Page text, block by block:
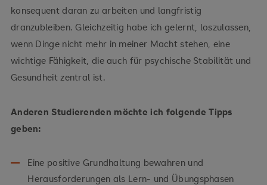
konsequent daran zu arbeiten und langfristig
dranzubleiben. Gleichzeitig habe ich gelernt, loszulassen,
wenn Dinge nicht mehr in meiner Macht stehen, eine
wichtige Fähigkeit, die auch für psychische Stabilität und
Gesundheit zentral ist.
Anderen Studierenden möchte ich folgende Tipps
geben:
Eine positive Grundhaltung bewahren und
Herausforderungen als Lern- und Übungsphasen